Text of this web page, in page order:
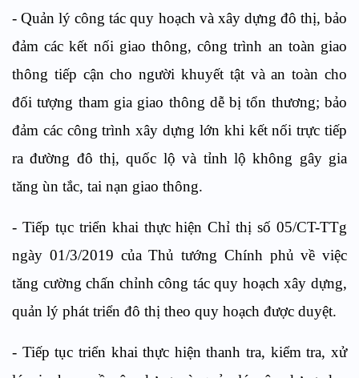
- Quản lý công tác quy hoạch và xây dựng đô thị, bảo
đảm các kết nối giao thông, công trình an toàn giao
thông tiếp cận cho người khuyết tật và an toàn cho
đối tượng tham gia giao thông dễ bị tổn thương; bảo
đảm các công trình xây dựng lớn khi kết nối trực tiếp
ra đường đô thị, quốc lộ và tỉnh lộ không gây gia
tăng ùn tắc, tai nạn giao thông.
- Tiếp tục triển khai thực hiện Chỉ thị số 05/CT-TTg
ngày 01/3/2019 của Thủ tướng Chính phủ về việc
tăng cường chấn chỉnh công tác quy hoạch xây dựng,
quản lý phát triển đô thị theo quy hoạch được duyệt.
- Tiếp tục triển khai thực hiện thanh tra, kiểm tra, xử